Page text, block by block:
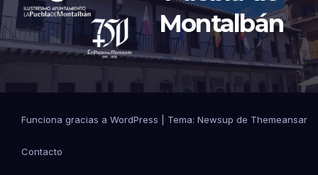
Montalbán
Funciona gracias a WordPress Tema: Newsup de Themeansar
Contacto